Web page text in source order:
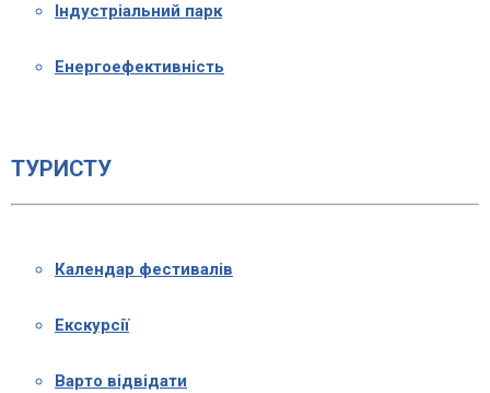
Індустріальний парк
Енергоефективність
ТУРИСТУ
Календар фестивалів
Екскурсії
Варто відвідати